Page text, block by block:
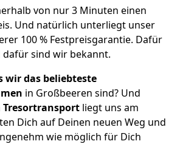
von nur 3 Minuten einen
Und natürlich unterliegt unser
100 % Festpreisgarantie. Dafür
sind wir bekannt.
wir das beliebteste
in Großbeeren sind? Und
Tresortransport liegt uns am
Dich auf Deinen neuen Weg und
wie möglich für Dich